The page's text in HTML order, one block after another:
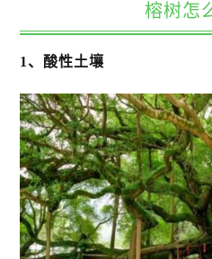
榕树怎
1、酸性土壤